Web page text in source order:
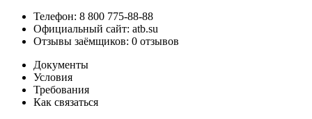
Телефон: 8 800 775-88-88
Официальный сайт: atb.su
Отзывы заёмщиков: 0 отзывов
Документы
Условия
Требования
Как связаться